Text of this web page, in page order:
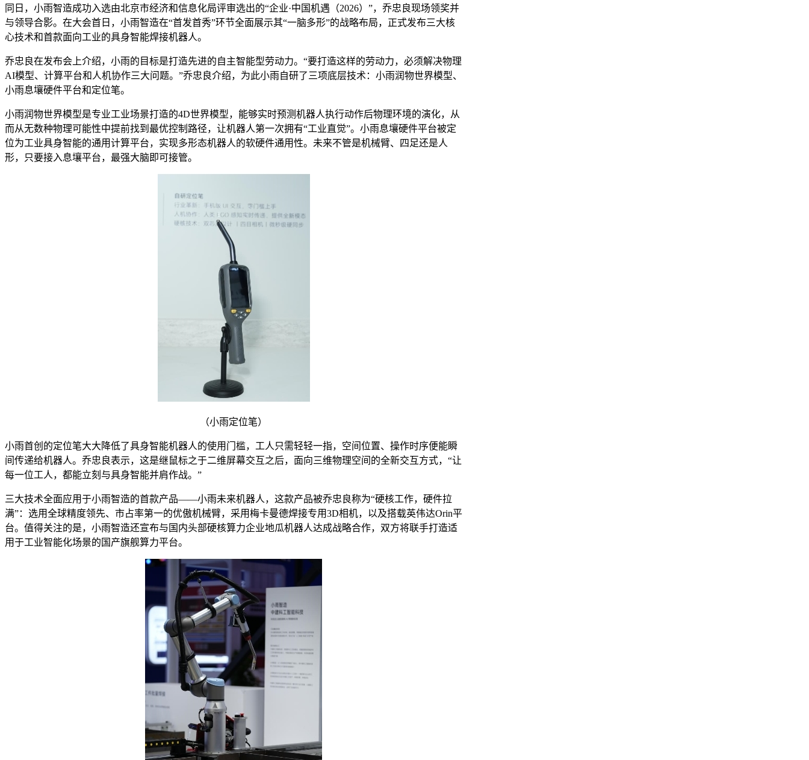
同日，小雨智造成功入选由北京市经济和信息化局评审选出的“企业·中国机遇（2026）”，乔忠良现场领奖并
与领导合影。在大会首日，小雨智造在“首发首秀”环节全面展示其“一脑多形”的战略布局，正式发布三大核
心技术和首款面向工业的具身智能焊接机器人。
乔忠良在发布会上介绍，小雨的目标是打造先进的自主智能型劳动力。“要打造这样的劳动力，必须解决物理
AI模型、计算平台和人机协作三大问题。”乔忠良介绍，为此小雨自研了三项底层技术：小雨润物世界模型、
小雨息壤硬件平台和定位笔。
小雨润物世界模型是专业工业场景打造的4D世界模型，能够实时预测机器人执行动作后物理环境的演化，从
而从无数种物理可能性中提前找到最优控制路径，让机器人第一次拥有“工业直觉”。小雨息壤硬件平台被定
位为工业具身智能的通用计算平台，实现多形态机器人的软硬件通用性。未来不管是机械臂、四足还是人
形，只要接入息壤平台，最强大脑即可接管。
（小雨定位笔）
小雨首创的定位笔大大降低了具身智能机器人的使用门槛，工人只需轻轻一指，空间位置、操作时序便能瞬
间传递给机器人。乔忠良表示，这是继鼠标之于二维屏幕交互之后，面向三维物理空间的全新交互方式，“让
每一位工人，都能立刻与具身智能并肩作战。”
三大技术全面应用于小雨智造的首款产品——小雨未来机器人，这款产品被乔忠良称为“硬核工作，硬件拉
满”：选用全球精度领先、市占率第一的优傲机械臂，采用梅卡曼德焊接专用3D相机，以及搭载英伟达Orin平
台。值得关注的是，小雨智造还宣布与国内头部硬核算力企业地瓜机器人达成战略合作，双方将联手打造适
用于工业智能化场景的国产旗舰算力平台。